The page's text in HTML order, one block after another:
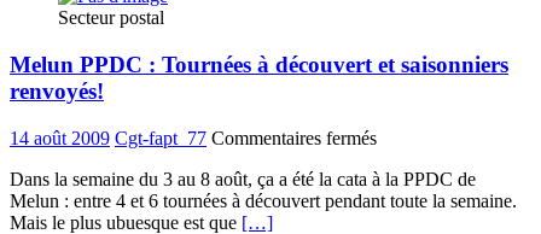
des
en
Ile
Secteur postal
Melun PPDC : Tournées à découvert et saisonniers
renvoyés!
14 août 2009 Cgt-fapt_77 Commentaires ferméssur
PPDC
:
Dans la semaine du 3 au 8 août, ça a été la cata à la PPDC de
Melun : entre 4 et 6 tournées à découvert pendant toute la semaine.
Mais le plus ubuesque est que […]